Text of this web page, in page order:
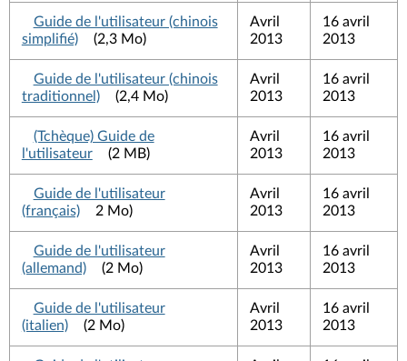
Guide de l'utilisateur (chinois
simplifié)
(2,3 Mo)
Avril
2013
16 avril
2013
Guide de l'utilisateur (chinois
traditionnel)
(2,4 Mo)
Avril
2013
16 avril
2013
(Tchèque) Guide de
l'utilisateur
(2 MB)
Avril
2013
16 avril
2013
Guide de l'utilisateur
(français)
2 Mo)
Avril
2013
16 avril
2013
Guide de l'utilisateur
(allemand)
(2 Mo)
Avril
2013
16 avril
2013
Guide de l'utilisateur
(italien)
(2 Mo)
Avril
2013
16 avril
2013